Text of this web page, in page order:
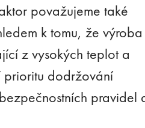
považujeme také
k tomu, že výroba
z vysokých teplot a
prioritu dodržování
pravidel